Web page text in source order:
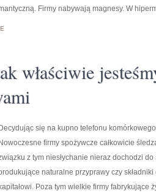
Firmy nabywają magnesy. W
właściwie
Decydując się na kupno telefonu
Nowoczesne firmy spożywcze całkowicie
z tym niesłychanie nieraz dochodzi
naturalne przyprawy czy
kapitałowi. Poza tym wielkie firmy fabrykujące